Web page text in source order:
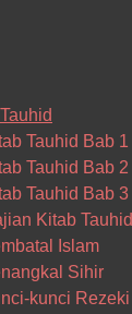
Tauhid Bab 1
Tauhid Bab 2
Tauhid Bab 3
Kitab Tauhid
Islam
Sihir
kunci Rezeki